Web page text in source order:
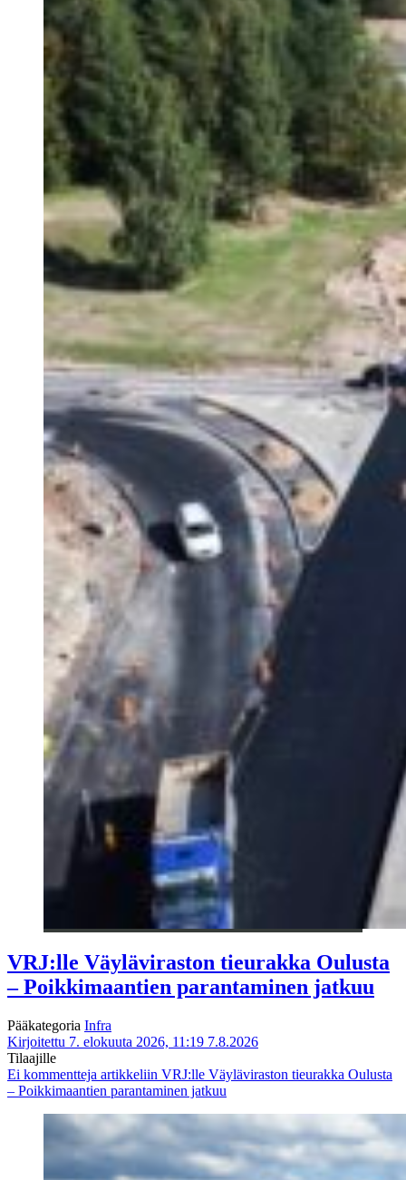
VRJ:lle Väyläviraston tieurakka Oulusta
– Poikkimaantien parantaminen jatkuu
Pääkategoria Infra
Kirjoitettu 7. elokuuta 2026, 11:19 7.8.2026
Tilaajille
Ei kommentteja artikkeliin VRJ:lle Väyläviraston tieurakka Oulusta
– Poikkimaantien parantaminen jatkuu